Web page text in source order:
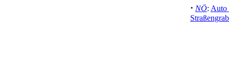
· NÖ: Auto